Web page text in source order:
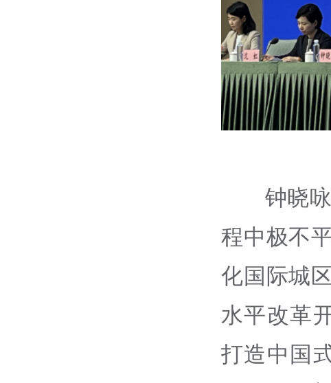
钟晓
程中极不
化国际城
水平改革
打造中国